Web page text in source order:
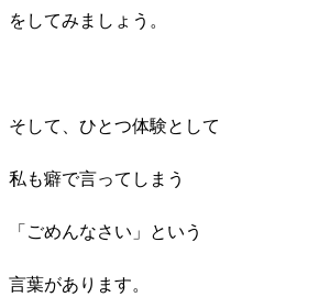
をしてみましょう。
そして、ひとつ体験として
私も癖で言ってしまう
「ごめんなさい」という
言葉があります。